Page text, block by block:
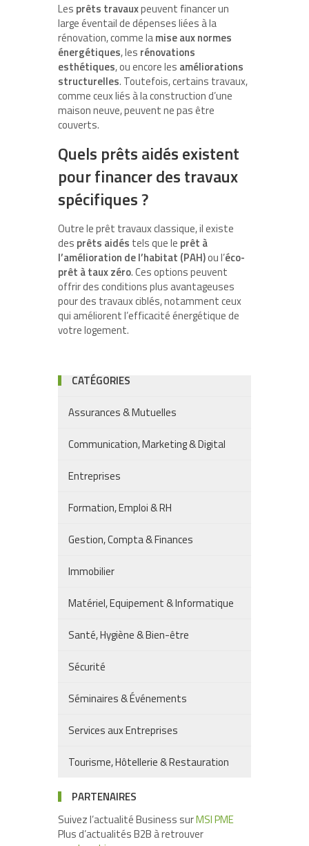
Les prêts travauxpeuvent financer un
large éventail de dépenses liées à la
rénovation, comme lamise aux normes
énergétiques, les rénovations
esthétiques, ou encore les améliorations
structurelles. Toutefois, certains travaux,
comme ceux liés à la construction d’une
maison neuve, peuvent ne pas être
couverts.
Quels prêts aidés existent
pour financer des travaux
spécifiques ?
Outre le prêt travaux classique, il existe
des prêts aidés tels que le prêt à
l’amélioration de l’habitat (PAH)ou l’éco-
prêt à taux zéro. Ces options peuvent
offrir des conditions plus avantageuses
pour des travaux ciblés, notamment ceux
qui améliorent l’efficacité énergétique de
votre logement.
CATÉGORIES
Assurances & Mutuelles
Communication, Marketing & Digital
Entreprises
Formation, Emploi & RH
Gestion, Compta & Finances
Immobilier
Matériel, Equipement & Informatique
Santé, Hygiène & Bien-être
Sécurité
Séminaires & Événements
Services aux Entreprises
Tourisme, Hôtellerie & Restauration
PARTENAIRES
Suivez l’actualité Business surMSI PME
Plus d’actualités B2B à retrouver